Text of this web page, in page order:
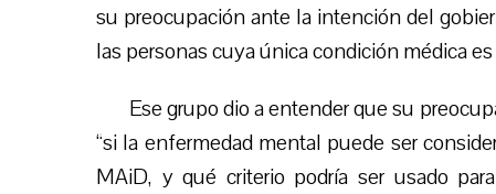
su preocupación ante la intención del
las personas cuya única condición médica
Ese grupo dio a entender que su
“si la enfermedad mental puede ser
MAiD, y qué criterio podría ser usado